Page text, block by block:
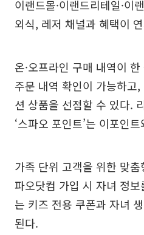
이랜드몰·이랜드리테일·이
외식, 레저 채널과 혜택이
온·오프라인 구매 내역이
주문 내역 확인이 가능하고
션 상품을 선점할 수 있다.
‘스파오 포인트’는 이포인
가족 단위 고객을 위한 맞
파오닷컴 가입 시 자녀 정
는 키즈 전용 쿠폰과 자녀
된다.